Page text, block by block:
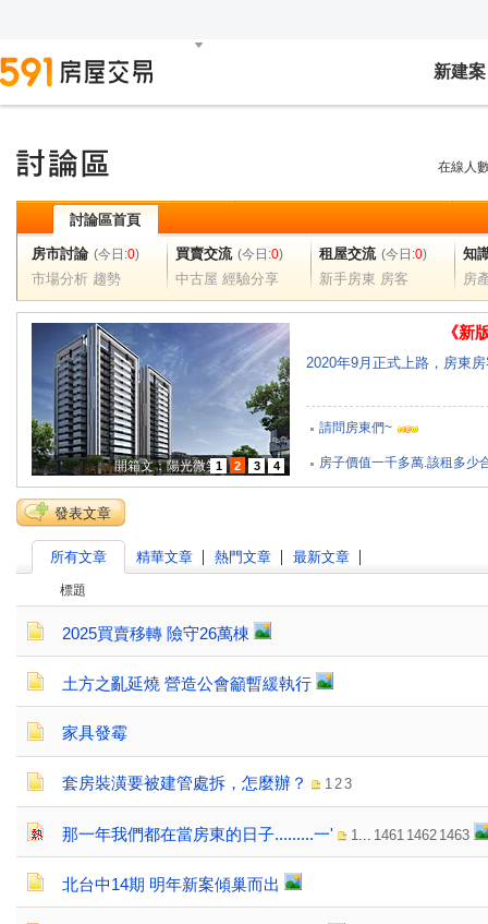
新建案
在線人
討論區首頁
房市討論 (今日:0)
市場分析 趨勢
買賣交流 (今日:0)
中古屋 經驗分享
租屋交流 (今日:0)
新手房東 房客
知
房
開箱文：陽光微笑1 2 3 4
《新
2020年9月正式上路，房東
請問房東們~
眷村好好玩～網美最愛「將
房子價值一千多萬.該租多少
地產投資好去處
發表文章
所有文章 精華文章 熱門文章 最新文章
標題
2025買賣移轉 險守26萬棟
土方之亂延燒 營造公會籲暫緩執行
家具發霉
套房裝潢要被建管處拆，怎麼辦？ 123
那一年我們都在當房東的日子.........一' 1... 1461 1462 1463
北台中14期 明年新案傾巢而出